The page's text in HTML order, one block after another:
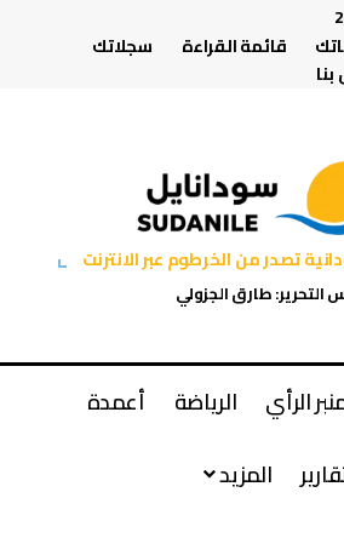
قائمة القراءة
سجلاتك
تصدر من الخرطوم عبر الانترنت
التحرير: طارق الجزولي
الرأي الرياضة
أعمدة
المزيد